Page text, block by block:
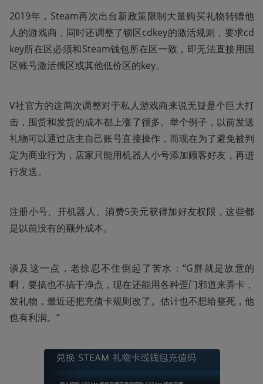
2019年，Steam再次出台新政策限制大量购买礼物转赠他
人的游戏商，同时还调整了锁区cdkey的激活规则，要求cd
key所在区必须和Steam钱包所在区一致，即无法直接用国
区账号激活俄区或其他低价区的key。
V社官方的这两次调整对于私人游戏商来说无疑是个巨大打
击，囤货和发货的成本都上涨了很多。举个例子，以前发送
礼物可以通过店主自己账号直接操作，而现在为了避免被判
定为商业行为，店家只能用机器人小号添加顾客好友，再进
行发送。
注册小号、开机器人、消费5美元获得加好友权限，这些都
是以前没有的额外成本。
谈及这一点，老徐忍不住倒起了苦水：“G胖就是故意的
啊，要搞也不搞干净点，现在还能用各种歪门邪道来弄卡，
发礼物，最近还把充值卡规则改了。估计也不想给整死，他
也有利润。”